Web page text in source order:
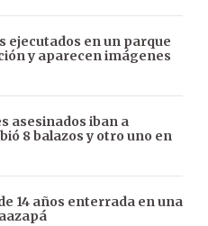
ejecutados en un parque
y aparecen imágenes
asesinados iban a
8 balazos y otro uno en
14 años enterrada en una